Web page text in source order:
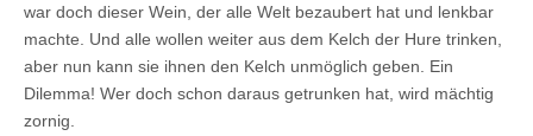
war doch dieser Wein, der alle Welt bezaubert hat und lenkbar
machte. Und alle wollen weiter aus dem Kelch der Hure trinken,
aber nun kann sie ihnen den Kelch unmöglich geben. Ein
Dilemma! Wer doch schon daraus getrunken hat, wird mächtig
zornig.